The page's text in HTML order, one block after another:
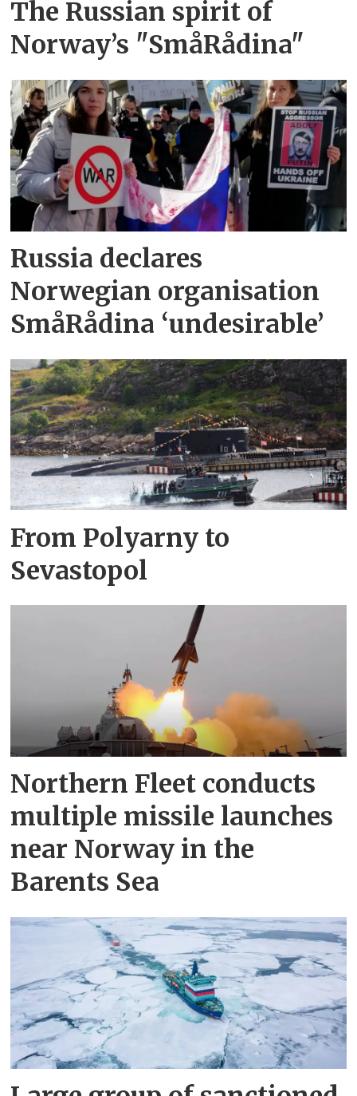
The Russian spirit of
Norway’s "SmåRådina"
Russia declares
Norwegian organisation
SmåRådina ‘undesirable’
From Polyarny to
Sevastopol
Northern Fleet conducts
multiple missile launches
near Norway in the
Barents Sea